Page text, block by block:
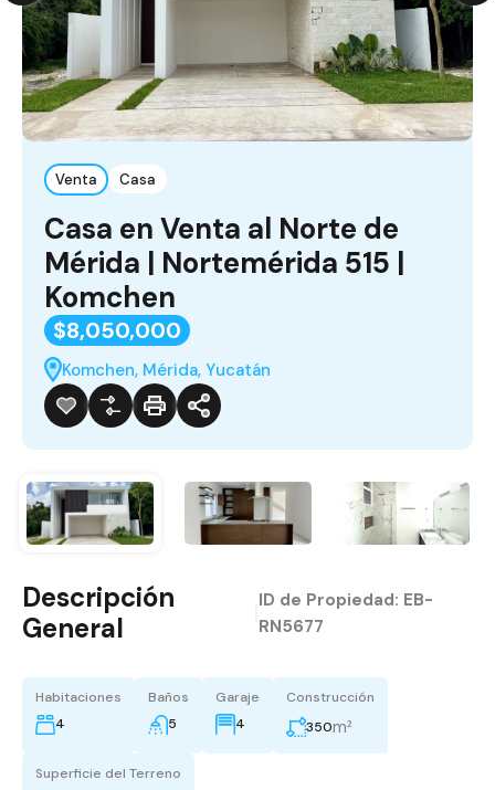
Venta Casa
Casa en Venta al Norte de
Mérida | Nortemérida 515 |
Komchen
$8,050,000
Komchen, Mérida, Yucatán
Descripción
General
ID de Propiedad: EB-
RN5677
Habitaciones
4
Baños
5
Garaje
4
Construcción
350m²
Superficie del Terreno